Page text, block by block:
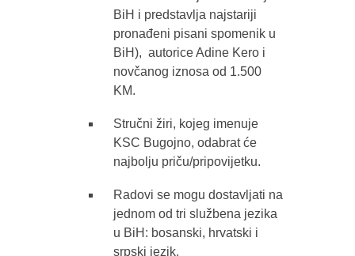
BiH i predstavlja najstariji
pronađeni pisani spomenik u
BiH), autorice Adine Kero i
novčanog iznosa od 1.500
KM.
Stručni žiri, kojeg imenuje
KSC Bugojno, odabrat će
najbolju priču/pripovijetku.
Radovi se mogu dostavljati na
jednom od tri službena jezika
u BiH: bosanski, hrvatski i
srpski jezik.